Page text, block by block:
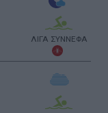
ΛΙΓΑ ΣΥΝΝΕΦΑ